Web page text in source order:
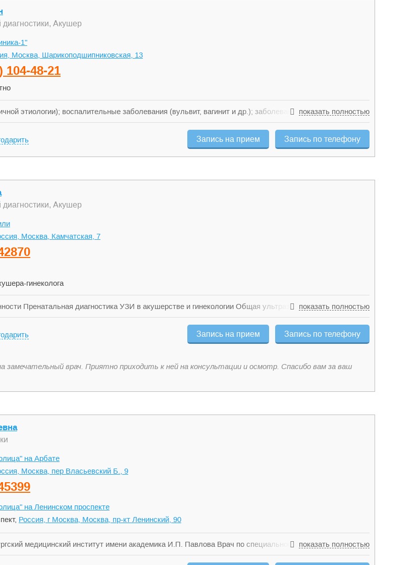
диагностики, Акушер
1"
Москва, Шарикоподшипниковская, 13
104-48-21
этиологии); воспалительные заболевания (вульвит, вагинит и др.); заболевания, передающиеся
микоплазмоз и др; молочница (кандидоз); эрозия шейки матки, планирование
показать полностью
Запись по телефону
Запись на прием
диагностики, Акушер
Москва, Камчатская, 7
гинеколога
Пренатальная диагностика УЗИ в акушерстве и гинекологии Общая ультразвуковая диагностика
прием по вопросам бесплодия и эндокринологическим расстройствам Лечение
показать полностью
Запись по телефону
Запись на прием
замечательный врач. Приятно приходить к ней на консультации и осмотр. Спасибо вам за ваш
на Арбате
Москва, пер Власьевский Б., 9
на Ленинском проспекте
Россия, г Москва, Москва, пр-кт Ленинский, 90
медицинский институт имени академика И.П. Павлова Врач по специальности «Лечебное дело»
государственный университет им. Х.М. Бербекова Интернатура по специальности
показать полностью